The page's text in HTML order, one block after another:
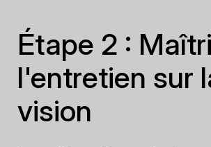
Étape 2 :
l'entretien sur
vision